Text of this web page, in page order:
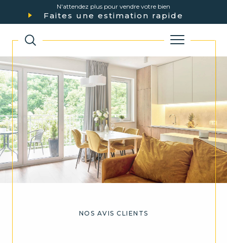
N'attendez plus pour vendre votre bien
Faites une estimation rapide
NOS AVIS CLIENTS